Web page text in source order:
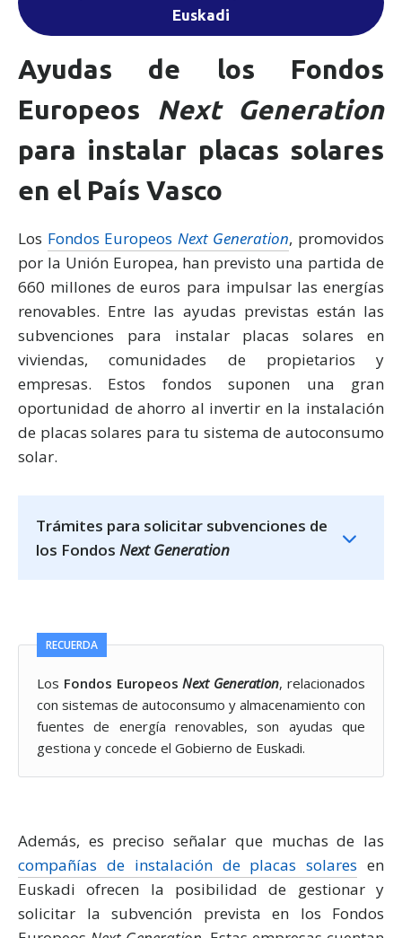
Euskadi
Ayudas de los Fondos
Europeos Next Generation
para instalar placas solares
en el País Vasco
Los Fondos Europeos Next Generation, promovidos
por la Unión Europea, han previsto una partida de
660 millones de euros para impulsar las energías
renovables. Entre las ayudas previstas están las
subvenciones para instalar placas solares en
viviendas, comunidades de propietarios y
empresas. Estos fondos suponen una gran
oportunidad de ahorro al invertir en la instalación
de placas solares para tu sistema de autoconsumo
solar.
Trámites para solicitar subvenciones de
los Fondos Next Generation
RECUERDA
Los Fondos EuropeosNext Generation, relacionados
con sistemas de autoconsumo y almacenamiento con
fuentes de energía renovables, son ayudas que
gestiona y concede el Gobierno de Euskadi.
Además, es preciso señalar que muchas de las
compañías de instalación de placas solares en
Euskadi ofrecen la posibilidad de gestionar y
solicitar la subvención prevista en los Fondos